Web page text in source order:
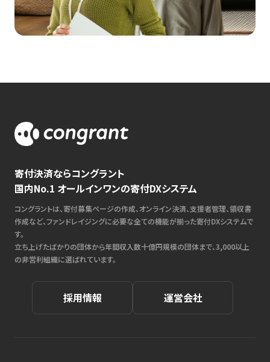
寄付決済ならコングラント
国内No.1 オールインワンの寄付DXシステム
コングラントは、寄付募集ページの作成、オンライン決済、支援者管理、領収書
作成など、ファンドレイジングに必要な全ての機能が揃った寄付DXシステムで
す。
立ち上げたばかりの団体から年間収入数十億円規模の団体まで、3,000以上
の非営利組織に選ばれています。
採用情報 運営会社